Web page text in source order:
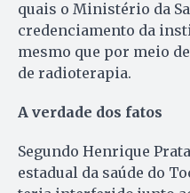
quais o Ministério da
credenciamento da
mesmo que por meio
de radioterapia.
A verdade dos fatos
Segundo Henrique
estadual da saúde do